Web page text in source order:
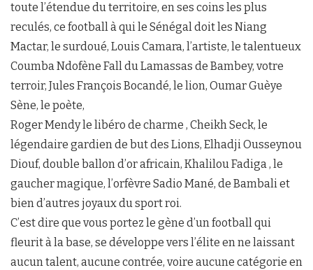
toute l’étendue du territoire, en ses coins les plus
reculés, ce football à qui le Sénégal doit les Niang
Mactar, le surdoué, Louis Camara, l’artiste, le talentueux
Coumba Ndofène Fall du Lamassas de Bambey, votre
terroir, Jules François Bocandé, le lion, Oumar Guèye
Sène, le poète,
Roger Mendy le libéro de charme , Cheikh Seck, le
légendaire gardien de but des Lions, Elhadji Ousseynou
Diouf, double ballon d’or africain, Khalilou Fadiga , le
gaucher magique, l’orfèvre Sadio Mané, de Bambali et
bien d’autres joyaux du sport roi.
C’est dire que vous portez le gène d’un football qui
fleurit à la base, se développe vers l’élite en ne laissant
aucun talent, aucune contrée, voire aucune catégorie en